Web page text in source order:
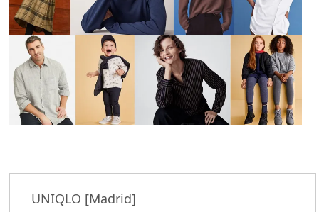
UNIQLO [Madrid]